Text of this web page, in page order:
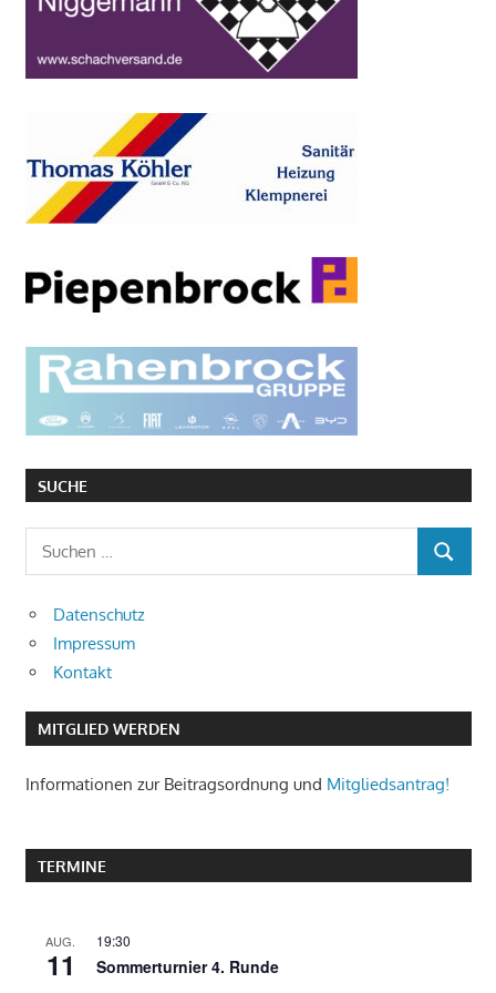
SUCHE
Suchen
nach:
SUCHEN
Datenschutz
Impressum
Kontakt
MITGLIED WERDEN
Informationen zur Beitragsordnung und Mitgliedsantrag!
TERMINE
AUG.
11
19:30
Sommerturnier 4. Runde